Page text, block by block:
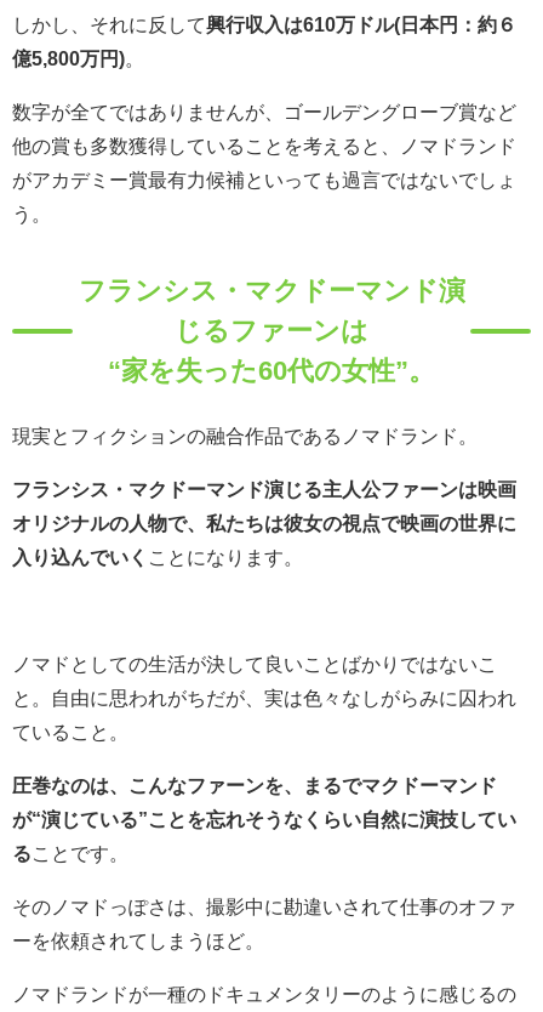
しかし、それに反して興行収入は610万ドル(日本円：約６
億5,800万円)
数字が全てではありませんが、ゴールデングローブ賞など
他の賞も多数獲得していることを考えると、ノマドランド
がアカデミー賞最有力候補といっても過言ではないでしょ
う。
フランシス・マクドーマンド演
じるファーンは
“家を失った60代の女性”。
現実とフィクションの融合作品であるノマドランド。
フランシス・マクドーマンド演じる主人公ファーンは映画
オリジナルの人物で、私たちは彼女の視点で映画の世界に
入り込んでいく ことになります。
ノマドとしての生活が決して良いことばかりではないこ
と。自由に思われがちだが、実は色々なしがらみに囚われ
ていること。
圧巻なのは、こんなファーンを、まるでマクドーマンド
が“演じている”ことを忘れそうなくらい自然に演技してい
る ことです。
そのノマドっぽさは、撮影中に勘違いされて仕事のオファ
ーを依頼されてしまうほど。
ノマドランドが一種のドキュメンタリーのように感じるの